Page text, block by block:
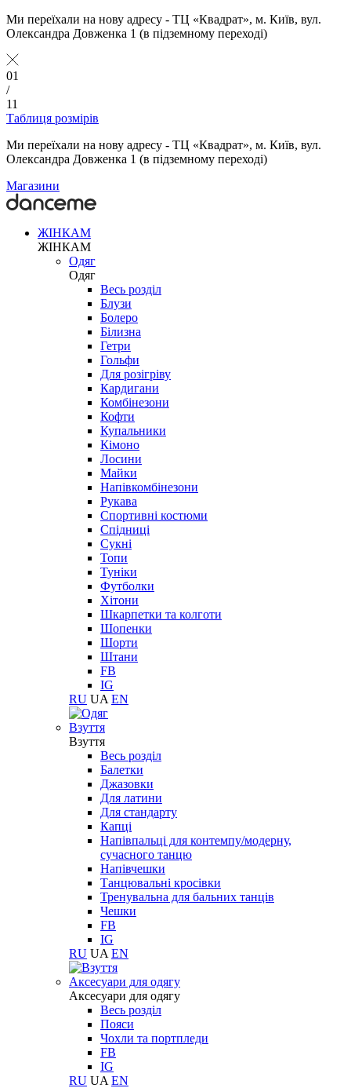
Ми переїхали на нову адресу - ТЦ «Квадрат», м. Київ, вул.
Олександра Довженка 1 (в підземному переході)
01
/
11
Таблиця розмірів
Ми переїхали на нову адресу - ТЦ «Квадрат», м. Київ, вул.
Олександра Довженка 1 (в підземному переході)
Магазини
ЖІНКАМ
ЖІНКАМ
Одяг
Одяг
Весь розділ
Блузи
Болеро
Білизна
Гетри
Гольфи
Для розігріву
Кардигани
Комбінезони
Кофти
Купальники
Кімоно
Лосини
Майки
Напівкомбінезони
Рукава
Спортивні костюми
Спідниці
Сукні
Топи
Туніки
Футболки
Хітони
Шкарпетки та колготи
Шопенки
Шорти
Штани
FB
IG
RU UA EN
Взуття
Взуття
Весь розділ
Балетки
Джазовки
Для латини
Для стандарту
Капці
Напівпальці для контемпу/модерну,
сучасного танцю
Напівчешки
Танцювальні кросівки
Тренувальна для бальних танців
Чешки
FB
IG
RU UA EN
Aксесуари для одягу
Aксесуари для одягу
Весь розділ
Пояси
Чохли та портпледи
FB
IG
RU UA EN